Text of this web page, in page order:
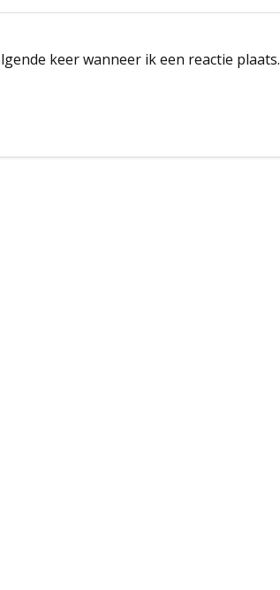
keer wanneer ik een reactie plaats.